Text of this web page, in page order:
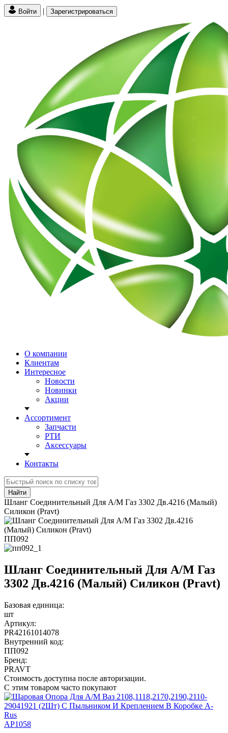
Войти | Зарегистрироваться
О компании
Клиентам
Интересное
Новости
Новинки
Акции
Ассортимент
Запчасти
РТИ
Аксессуары
Контакты
Найти
Шланг Соединительный Для А/М Газ 3302 Дв.4216 (Малый)
Силикон (Pravt)
ПП092
Шланг Соединительный Для А/М Газ
3302 Дв.4216 (Малый) Силикон (Pravt)
Базовая единица:
шт
Артикул:
PR42161014078
Внутренний код:
ПП092
Бренд:
PRAVT
Стоимость доступна после авторизации.
С этим товаром часто покупают
АР1058